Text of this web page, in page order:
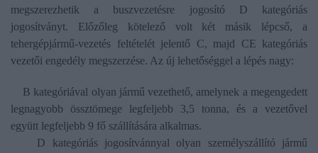
megszerezhetik a buszvezetésre jogosító D kategóriás
jogosítványt. Előzőleg kötelező volt két másik lépcső, a
tehergépjármű-vezetés feltételét jelentő C, majd CE kategóriás
vezetői engedély megszerzése. Az új lehetőséggel a lépés nagy:
B kategóriával olyan jármű vezethető, amelynek a megengedett
legnagyobb össztömege legfeljebb 3,5 tonna, és a vezetővel
együtt legfeljebb 9 fő szállítására alkalmas.
D kategóriás jogosítvánnyal olyan személyszállító jármű